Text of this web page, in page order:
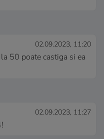
02.09.2023, 11:20
50 poate castiga si ea
02.09.2023, 11:27